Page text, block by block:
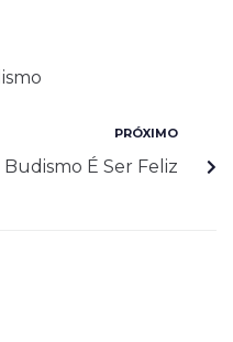
PRÓXIMO
É Ser Feliz